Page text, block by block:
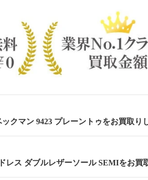
クマン 9423 プレーントゥをお買取り
レス ダブルレザーソール SEMIをお買